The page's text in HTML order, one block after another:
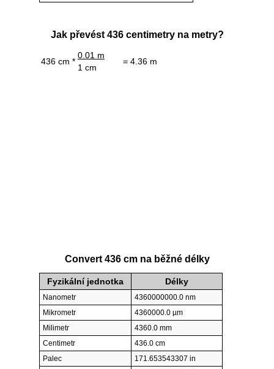
Jak převést 436 centimetry na metry?
436 cm *
0.01 m
= 4.36 m
1 cm
Convert 436 cm na běžné délky
Fyzikální jednotka Délky
Nanometr
4360000000.0 nm
Mikrometr
4360000.0 µm
Milimetr
4360.0 mm
Centimetr
436.0 cm
Palec
171.653543307 in